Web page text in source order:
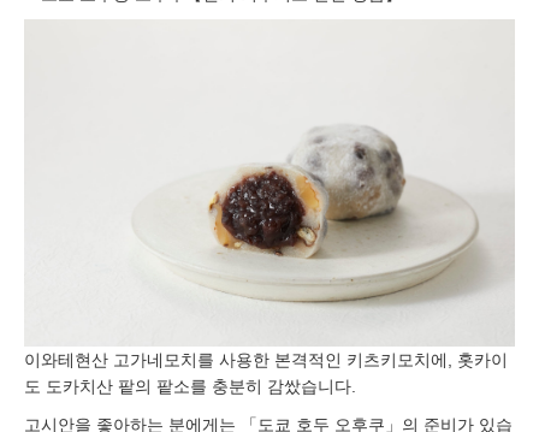
이와테현산 고가네모치를 사용한 본격적인 키츠키모치에, 홋카이
도 도카치산 팥의 팥소를 충분히 감쌌습니다.
고시안을 좋아하는 분에게는 「도쿄 호두 오후쿠」의 준비가 있습